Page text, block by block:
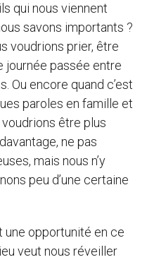
qui nous viennent
savons importants ?
voudrions prier, être
journée passée entre
Ou encore quand c’est
paroles en famille et
voudrions être plus
ne pas
mais nous n’y
peu d’une certaine
une opportunité en ce
veut nous réveiller